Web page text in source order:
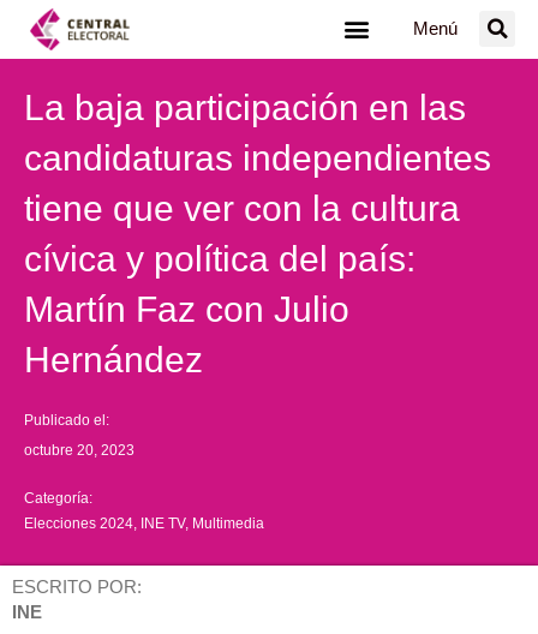
Menú
La baja participación en las
candidaturas independientes
tiene que ver con la cultura
cívica y política del país:
Martín Faz con Julio
Hernández
Publicado el:
octubre 20, 2023
Categoría:
Elecciones 2024 INE TV, Multimedia
ESCRITO POR:
INE